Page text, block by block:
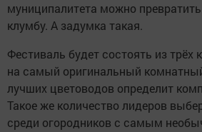
муниципалитета можно
клумбу. А задумка такая.
Фестиваль будет состоять из трёх
на самый оригинальный
лучших цветоводов определит
Такое же количество лидеров
среди огородников с самым